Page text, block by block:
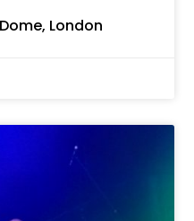
Dome, London